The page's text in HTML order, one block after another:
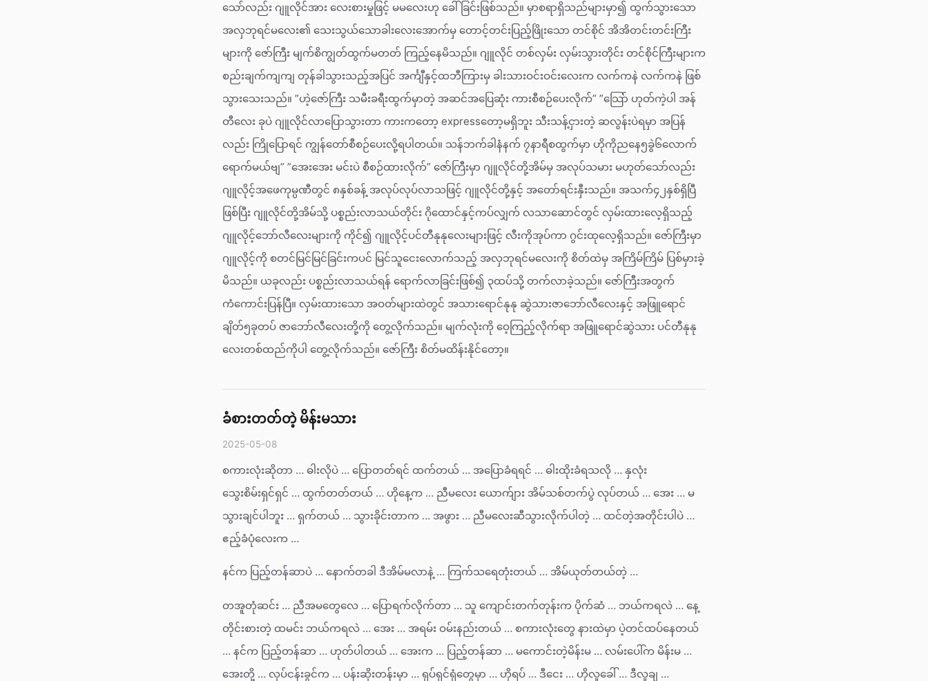
သော်လည်း ဂျူလိုင်အား လေးစားမှုဖြင့် မမလေးဟု ခေါ်ခြင်းဖြစ်သည်။ မှာစရာရှိသည်များမှာ၍ ထွက်သွားသော
အလှဘုရင်မလေး၏ သေးသွယ်သောခါးလေးအောက်မှ တောင့်တင်းပြည့်ဖြိုးသော တင်စိုင် အိအိတင်းတင်းကြီး
များကို ဇော်ကြီး မျက်စိကျွတ်ထွက်မတတ် ကြည့်နေမိသည်။ ဂျူလိုင် တစ်လှမ်း လှမ်းသွားတိုင်း တင်စိုင်ကြီးများက
စည်းချက်ကျကျ တုန်ခါသွားသည့်အပြင် အင်္ကျီနှင့်ထဘီကြားမှ ခါးသားဝင်းဝင်းလေးက လက်ကနဲ လက်ကနဲ ဖြစ်
သွားသေးသည်။ ”ဟဲ့ဇော်ကြီး သမီးခရီးထွက်မှာတဲ့ အဆင်အပြေဆုံး ကားစီစဉ်ပေးလိုက်” ”သြော် ဟုတ်ကဲ့ပါ အန်
တီလေး ခုပဲ ဂျူလိုင်လာပြောသွားတာ ကားကတော့ expressတော့မရှိဘူး သီးသန့်ငှားတဲ့ ဆလွန်းပဲရမှာ အပြန်
လည်း ကြိုပြောရင် ကျွန်တော်စီစဉ်ပေးလို့ရပါတယ်။ သန်ဘက်ခါနံနက် ၇နာရီစထွက်မှာ ဟိုကိုညနေ၅ခွဲ၆လောက်
ရောက်မယ်ဗျ” ”အေးအေး မင်းပဲ စီစဉ်ထားလိုက်” ဇော်ကြီးမှာ ဂျူလိုင်တို့အိမ်မှ အလုပ်သမား မဟုတ်သော်လည်း
ဂျူလိုင့်အဖေကုမ္ပဏီတွင် ၈နှစ်ခန့် အလုပ်လုပ်လာသဖြင့် ဂျူလိုင်တို့နှင့် အတော်ရင်းနှီးသည်။ အသက်၄၂နှစ်ရှိပြီ
ဖြစ်ပြီး ဂျူလိုင်တို့အိမ်သို့ ပစ္စည်းလာသယ်တိုင်း ဂိုထောင်နှင့်ကပ်လျှက် လသာဆောင်တွင် လှမ်းထားလေ့ရှိသည့်
ဂျူလိုင့်ဘော်လီလေးများကို ကိုင်၍ ဂျူလိုင့်ပင်တီနုနုလေးများဖြင့် လီးကိုအုပ်ကာ ဂွင်းထုလေ့ရှိသည်။ ဇော်ကြီးမှာ
ဂျူလိုင့်ကို စတင်မြင်မြင်ခြင်းကပင် မြင်သူငေးလောက်သည့် အလှဘုရင်မလေးကို စိတ်ထဲမှ အကြိမ်ကြိမ် ပြစ်မှားခဲ့
မိသည်။ ယခုလည်း ပစ္စည်းလာသယ်ရန် ရောက်လာခြင်းဖြစ်၍ ၃ထပ်သို့ တက်လာခဲ့သည်။ ဇော်ကြီးအတွက်
ကံကောင်းပြန်ပြီ။ လှမ်းထားသော အဝတ်များထဲတွင် အသားရောင်နုနု ဆွဲသားဇာဘော်လီလေးနှင့် အဖြူရောင်
ချိတ်၅ခုတပ် ဇာဘော်လီလေးတို့ကို တွေ့လိုက်သည်။ မျက်လုံးကို ဝေ့ကြည့်လိုက်ရာ အဖြူရောင်ဆွဲသား ပင်တီနုနု
လေးတစ်ထည်ကိုပါ တွေ့လိုက်သည်။ ဇော်ကြီး စိတ်မထိန်းနိုင်တော့။
ခံစားတတ်တဲ့ မိန်းမသား
2025-05-08
စကားလုံးဆိုတာ … ဓါးလိုပဲ … ပြောတတ်ရင် ထက်တယ် … အပြောခံရရင် … ဓါးထိုးခံရသလို … နှလုံး
သွေးစိမ်းရှင်ရှင် … ထွက်တတ်တယ် … ဟိုနေ့က … ညီမလေး ယောက်ျား အိမ်သစ်တက်ပွဲ လုပ်တယ် … အေး … မ
သွားချင်ပါဘူး … ရှက်တယ် … သွားခိုင်းတာက … အဖွား … ညီမလေးဆီသွားလိုက်ပါတဲ့ … ထင်တဲ့အတိုင်းပါပဲ …
ဧည့်ခံပုံလေးက …
နင်က ပြည့်တန်ဆာပဲ … နောက်တခါ ဒီအိမ်မလာနဲ့ … ကြက်သရေတုံးတယ် … အိမ်ယုတ်တယ်တဲ့ …
တအူတုံဆင်း … ညီအမတွေလေ … ပြောရက်လိုက်တာ … သူ ကျောင်းတက်တုန်းက ပိုက်ဆံ … ဘယ်ကရလဲ … နေ့
တိုင်းစားတဲ့ ထမင်း ဘယ်ကရလဲ … အေး … အရမ်း ဝမ်းနည်းတယ် … စကားလုံးတွေ နားထဲမှာ ပဲ့တင်ထပ်နေတယ်
… နင်က ပြည့်တန်ဆာ … ဟုတ်ပါတယ် … အေးက … ပြည့်တန်ဆာ … မကောင်းတဲ့မိန်းမ … လမ်းပေါ်က မိန်းမ …
အေးတို့ … လုပ်ငန်းခွင်က … ပန်းဆိုးတန်းမှာ … ရုပ်ရှင်ရုံတွေမှာ … ဟိုရပ် … ဒီငေး … ဟိုလူခေါ် … ဒီလူချ …